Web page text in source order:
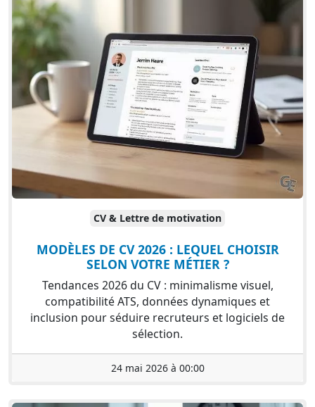
CV & Lettre de motivation
MODÈLES DE CV 2026 : LEQUEL CHOISIR
SELON VOTRE MÉTIER ?
Tendances 2026 du CV : minimalisme visuel,
compatibilité ATS, données dynamiques et
inclusion pour séduire recruteurs et logiciels de
sélection.
24 mai 2026 à 00:00